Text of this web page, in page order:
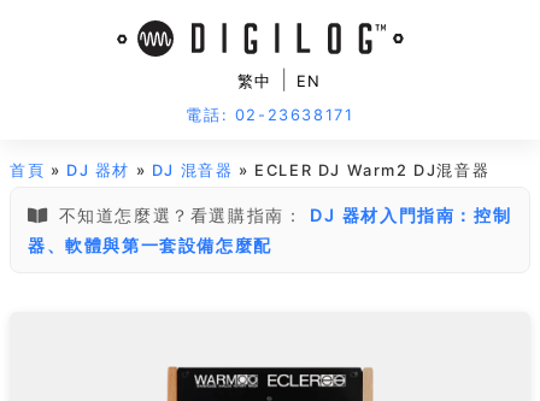
繁中
EN
電話: 02-23638171
首頁 » DJ 器材 » DJ 混音器 » ECLER DJ Warm2 DJ混音器
不知道怎麼選？看選購指南：
DJ 器材入門指南：控制
器、軟體與第一套設備怎麼配